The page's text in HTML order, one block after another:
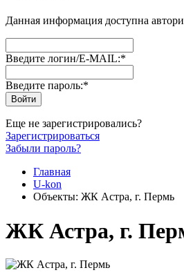
Данная информация доступна
Введите логин/E-MAIL:*
Введите пароль:*
Еще не зарегистрировались?
Зарегистрироваться
Забыли пароль?
Главная
U-kon
Объекты: ЖК Астра, г. Пермь
ЖК Астра, г.